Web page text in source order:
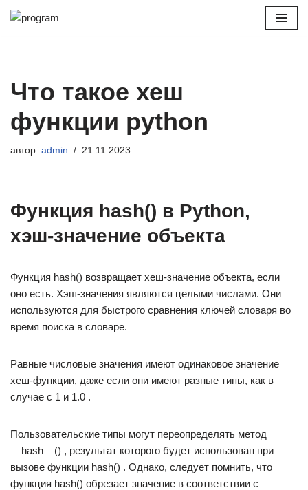
Что такое хеш
функции python
автор: admin 21.11.2023
Функция hash() в Python,
хэш-значение объекта
Функция hash() возвращает хеш-значение объекта, если
оно есть. Хэш-значения являются целыми числами. Они
используются для быстрого сравнения ключей словаря во
время поиска в словаре.
Равные числовые значения имеют одинаковое значение
хеш-функции, даже если они имеют разные типы, как в
случае с 1 и 1.0 .
Пользовательские типы могут переопределять метод
__hash__() , результат которого будет использован при
вызове функции hash() . Однако, следует помнить, что
функция hash() обрезает значение в соответствии с